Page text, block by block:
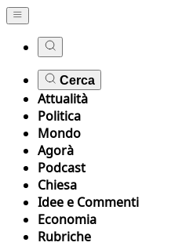
Cerca
Attualità
Politica
Mondo
Agorà
Podcast
Chiesa
Idee e Commenti
Economia
Rubriche